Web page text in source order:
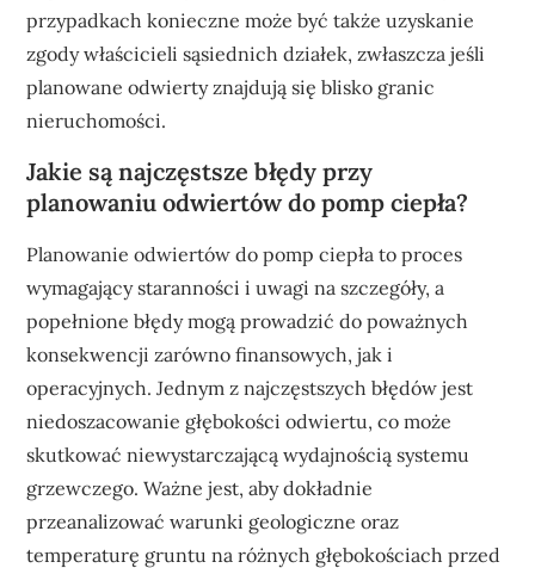
przypadkach konieczne może być także uzyskanie
zgody właścicieli sąsiednich działek, zwłaszcza jeśli
planowane odwierty znajdują się blisko granic
nieruchomości.
Jakie są najczęstsze błędy przy
planowaniu odwiertów do pomp ciepła?
Planowanie odwiertów do pomp ciepła to proces
wymagający staranności i uwagi na szczegóły, a
popełnione błędy mogą prowadzić do poważnych
konsekwencji zarówno finansowych, jak i
operacyjnych. Jednym z najczęstszych błędów jest
niedoszacowanie głębokości odwiertu, co może
skutkować niewystarczającą wydajnością systemu
grzewczego. Ważne jest, aby dokładnie
przeanalizować warunki geologiczne oraz
temperaturę gruntu na różnych głębokościach przed